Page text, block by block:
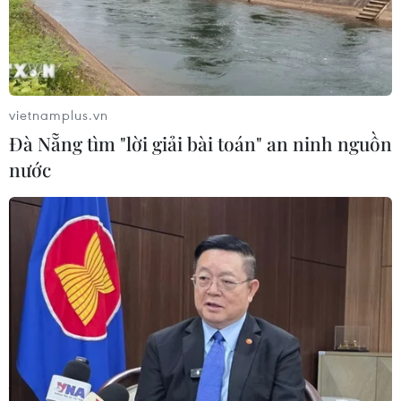
Lịch thi đấu ASEAN Cup 2026 ngày
7/8: Việt Nam hướng đến ngôi đầu
07/08/2026 00:07
Công Phượng gặp thử thách lớn
06/08/2026 11:49
Nhận định Việt Nam vs
Campuchia: Vì sao thầy trò HLV Kim
Sang-sik cần giành ngôi đầu bảng?
06/08/2026 11:05
vietnamplus.vn
Đà Nẵng tìm "lời giải bài toán" an ninh nguồn
nước